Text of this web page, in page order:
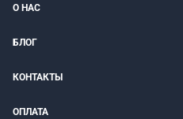
О НАС
БЛОГ
КОНТАКТЫ
ОПЛАТА